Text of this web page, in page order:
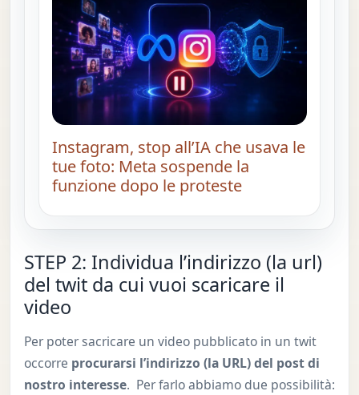
Instagram, stop all’IA che usava le
tue foto: Meta sospende la
funzione dopo le proteste
STEP 2: Individua l’indirizzo (la url)
del twit da cui vuoi scaricare il
video
Per poter sacricare un video pubblicato in un twit
occorre procurarsi l’indirizzo (la URL) del post di
nostro interesse. Per farlo abbiamo due possibilità: